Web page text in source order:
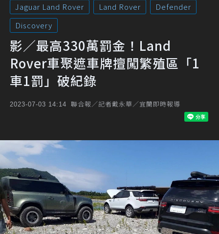
Jaguar Land Rover Land Rover
Defender
Discovery
影／最高330萬罰金！Land
Rover車聚遮車牌擅闖繁殖區「1
車1罰」破紀錄
2023-07-03 14:14 聯合報／記者戴永華／宜蘭即時報導